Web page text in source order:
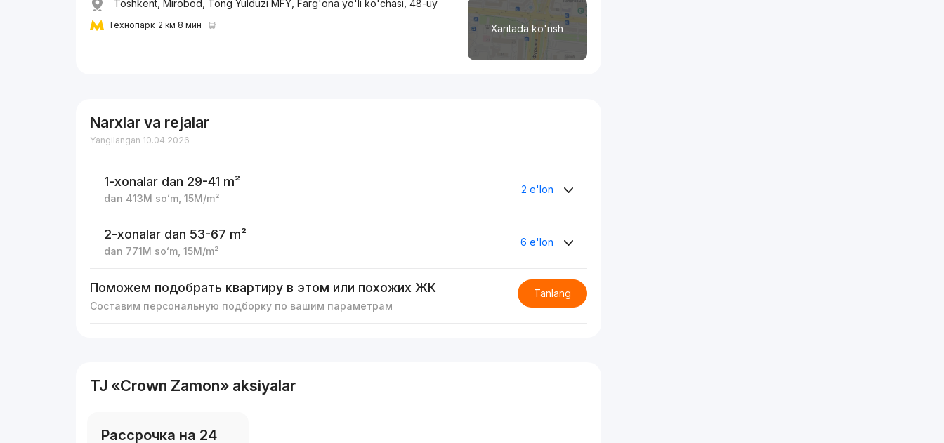
Xaritada ko'rish
Toshkent, Mirobod, Tong Yulduzi MFY, Farg'ona yo'li ko'chasi, 48-uy
Технопарк 2 км 8 мин
Narxlar va rejalar
Yangilangan 10.04.2026
1-xonalar dan 29-41 m²
dan 413M soʻm ,15M/m²
2 e'lon
2-xonalar dan 53-67 m²
dan 771M soʻm ,15M/m²
6 e'lon
Поможем подобрать квартиру в этом или похожих ЖК
Составим персональную подборку по вашим параметрам
Tanlang
TJ «Crown Zamon» aksiyalar
Рассрочка на 24